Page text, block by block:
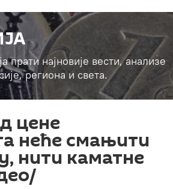
прати најновије вести, анализе
региона и света.
цене
неће смањити
нити каматнe